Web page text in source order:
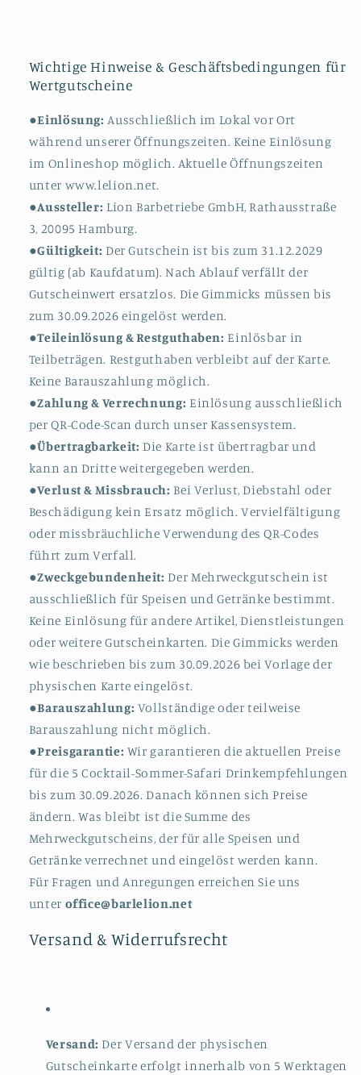
Wichtige Hinweise & Geschäftsbedingungen für
Wertgutscheine
●Einlösung: Ausschließlich im Lokal vor Ort
während unserer Öffnungszeiten. Keine Einlösung
im Onlineshop möglich. Aktuelle Öffnungszeiten
unter www.lelion.net.
●Aussteller: Lion Barbetriebe GmbH, Rathausstraße
3, 20095 Hamburg.
●Gültigkeit: Der Gutschein ist bis zum 31.12.2029
gültig (ab Kaufdatum). Nach Ablauf verfällt der
Gutscheinwert ersatzlos. Die Gimmicks müssen bis
zum 30.09.2026 eingelöst werden.
●Teileinlösung & Restguthaben: Einlösbar in
Teilbeträgen. Restguthaben verbleibt auf der Karte.
Keine Barauszahlung möglich.
●Zahlung & Verrechnung: Einlösung ausschließlich
per QR-Code-Scan durch unser Kassensystem.
●Übertragbarkeit: Die Karte ist übertragbar und
kann an Dritte weitergegeben werden.
●Verlust & Missbrauch: Bei Verlust, Diebstahl oder
Beschädigung kein Ersatz möglich. Vervielfältigung
oder missbräuchliche Verwendung des QR-Codes
führt zum Verfall.
●Zweckgebundenheit: Der Mehrweckgutschein ist
ausschließlich für Speisen und Getränke bestimmt.
Keine Einlösung für andere Artikel, Dienstleistungen
oder weitere Gutscheinkarten. Die Gimmicks werden
wie beschrieben bis zum 30.09.2026 bei Vorlage der
physischen Karte eingelöst.
●Barauszahlung: Vollständige oder teilweise
Barauszahlung nicht möglich.
●Preisgarantie: Wir garantieren die aktuellen Preise
für die 5 Cocktail-Sommer-Safari Drinkempfehlungen
bis zum 30.09.2026. Danach können sich Preise
ändern. Was bleibt ist die Summe des
Mehrweckgutscheins, der für alle Speisen und
Getränke verrechnet und eingelöst werden kann.
Für Fragen und Anregungen erreichen Sie uns
unter office@barlelion.net
Versand & Widerrufsrecht
Versand: Der Versand der physischen
Gutscheinkarte erfolgt innerhalb von 5 Werktagen